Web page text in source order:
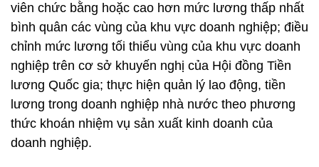
viên chức bằng hoặc cao hơn mức lương thấp nhất
bình quân các vùng của khu vực doanh nghiệp; điều
chỉnh mức lương tối thiểu vùng của khu vực doanh
nghiệp trên cơ sở khuyến nghị của Hội đồng Tiền
lương Quốc gia; thực hiện quản lý lao động, tiền
lương trong doanh nghiệp nhà nước theo phương
thức khoán nhiệm vụ sản xuất kinh doanh của
doanh nghiệp.